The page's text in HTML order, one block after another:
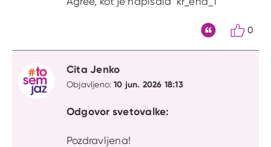
0
Cita Jenko
Objavljeno:10 jun. 2026 18:13
Odgovor svetovalke:
Pozdravljena!